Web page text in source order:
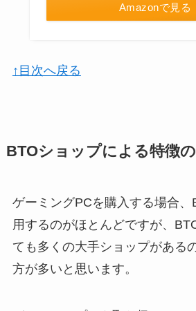
Amazonで見る
↑目次へ戻る
BTOショップによる特徴
ゲーミングPCを購入する場合、
用するのがほとんどですが、
ても多くの大手ショップがある
方が多いと思います。